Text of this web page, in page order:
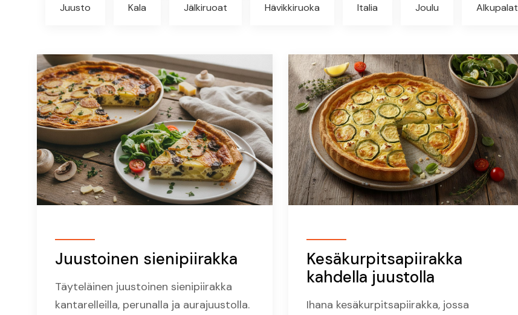
Juusto Kala Jälkiruoat Hävikkiruoka Italia Joulu Alkupalat
Juustoinen sienipiirakka
Täyteläinen juustoinen sienipiirakka
kantarelleilla, perunalla ja aurajuustolla.
Kesäkurpitsapiirakka
kahdella juustolla
Ihana kesäkurpitsapiirakka, jossa